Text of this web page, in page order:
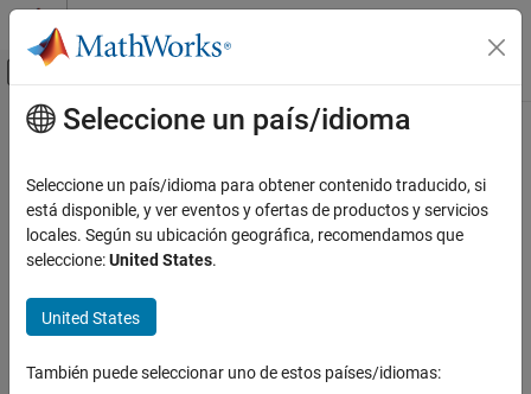
Saltar al contenido
Mostrar/ocultar menú de navegación
Inicio de Documentación
Contenido principal
¿Qué tan útil fue esta traducción?
Seleccione un país/idioma
Seleccione un país/idioma para obtener contenido traducido, si
está disponible, y ver eventos y ofertas de productos y servicios
locales. Según su ubicación geográfica, recomendamos que
seleccione:United States.
United States
También puede seleccionar uno de estos países/idiomas: